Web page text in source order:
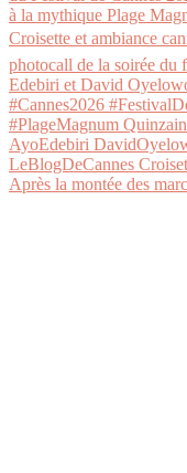
Après la montée des